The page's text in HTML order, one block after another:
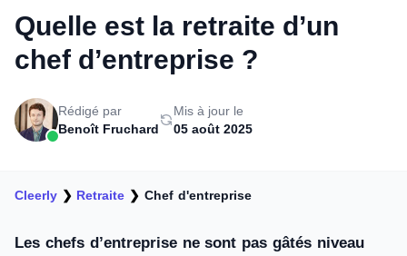
Quelle est la retraite d’un
chef d’entreprise ?
Rédigé par
Benoît Fruchard
Mis à jour le
05 août 2025
Cleerly ❯ Retraite ❯ Chef d'entreprise
Les chefs d’entreprise ne sont pas gâtés niveau